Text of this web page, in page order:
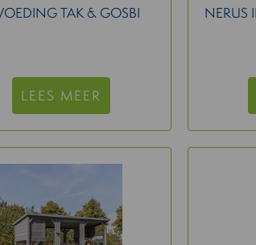
TAK & GOSBI
LEES MEER
NERUS